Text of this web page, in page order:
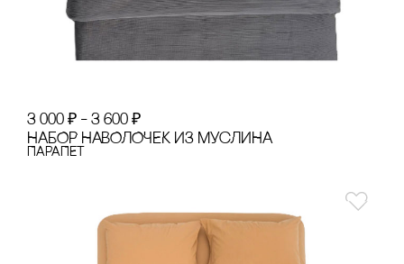
3 000 ₽ – 3 600 ₽
НАБОР НАВОЛОЧЕК ИЗ МУсЛИНА
ПАРАПЕТ